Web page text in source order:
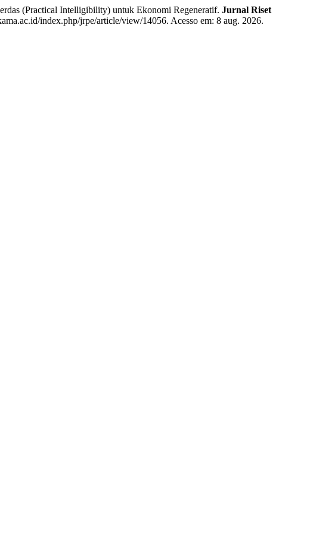
(Practical Intelligibility) untuk Ekonomi Regeneratif. Jurnal Riset
index.php/jrpe/article/view/14056. Acesso em: 8 aug. 2026.